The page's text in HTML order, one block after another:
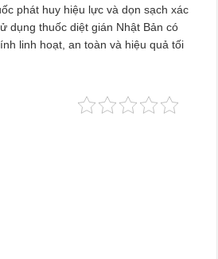
phát huy hiệu lực và dọn sạch xác
dụng thuốc diệt gián Nhật Bản có
linh hoạt, an toàn và hiệu quả tối